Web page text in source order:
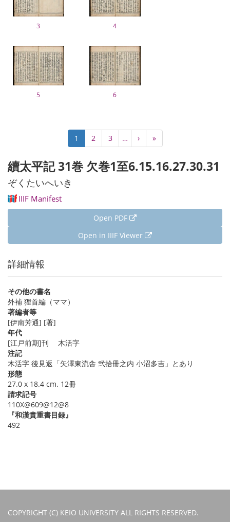
3 4
5 6
Current
page
1 Page
2 Page
3 …
Next
page
›
Last
page
»
續太平記 31巻 欠巻1至6.15.16.27.30.31
ぞくたいへいき
IIIF Manifest
Open PDF
Open in IIIF Viewer
詳細情報
その他の書名
外補 狸首編（ママ）
著編者等
[伊南芳通] [著]
年代
[江戸前期]刊 木活字
注記
木活字 後見返「矢澤東流舎 弐拾冊之内 小沼多吉」とあり
形態
27.0 x 18.4 cm. 12冊
請求記号
110X@609@12@8
『和漢貴重書目録』
492
COPYRIGHT (C) KEIO UNIVERSITY ALL RIGHTS RESERVED.